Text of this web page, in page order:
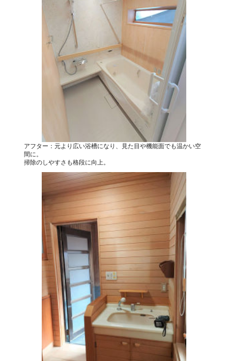
アフター：元より広い浴槽になり、見た目や機能面でも温かい空
間に。
掃除のしやすさも格段に向上。